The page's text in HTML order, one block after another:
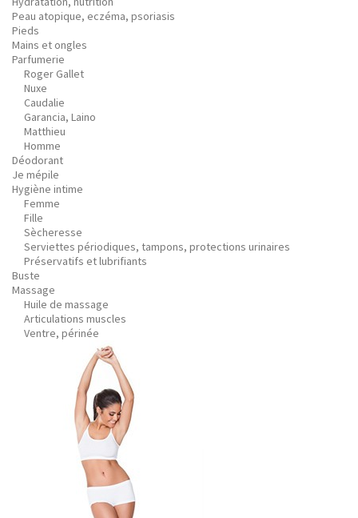
Peau atopique, eczéma, psoriasis
Pieds
Mains et ongles
Parfumerie
Roger Gallet
Nuxe
Caudalie
Garancia, Laino
Matthieu
Homme
Déodorant
Je mépile
Hygiène intime
Femme
Fille
Sècheresse
Serviettes périodiques, tampons, protections urinaires
Préservatifs et lubrifiants
Buste
Massage
Huile de massage
Articulations muscles
Ventre, périnée